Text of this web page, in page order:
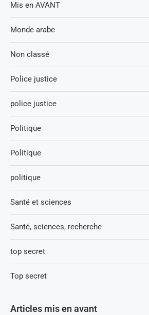
Mis en AVANT
Monde arabe
Non classé
Police justice
police justice
Politique
Politique
politique
Santé et sciences
Santé, sciences, recherche
top secret
Top secret
Articles mis en avant